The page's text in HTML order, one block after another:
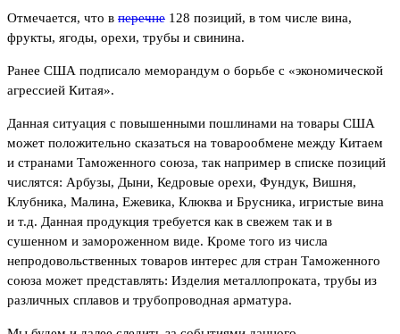
Отмечается, что в перечне 128 позиций, в том числе вина,
фрукты, ягоды, орехи, трубы и свинина.
Ранее США подписало меморандум о борьбе с «экономической
агрессией Китая».
Данная ситуация с повышенными пошлинами на товары США
может положительно сказаться на товарообмене между Китаем
и странами Таможенного союза, так например в списке позиций
числятся: Арбузы, Дыни, Кедровые орехи, Фундук, Вишня,
Клубника, Малина, Ежевика, Клюква и Брусника, игристые вина
и т.д. Данная продукция требуется как в свежем так и в
сушенном и замороженном виде. Кроме того из числа
непродовольственных товаров интерес для стран Таможенного
союза может представлять: Изделия металлопроката, трубы из
различных сплавов и трубопроводная арматура.